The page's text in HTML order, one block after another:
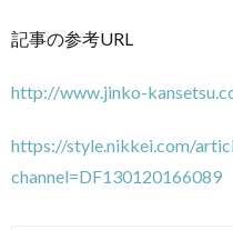
記事の参考URL
http://www.jinko-
https://style.nikkei.com/
channel=DF130120166089